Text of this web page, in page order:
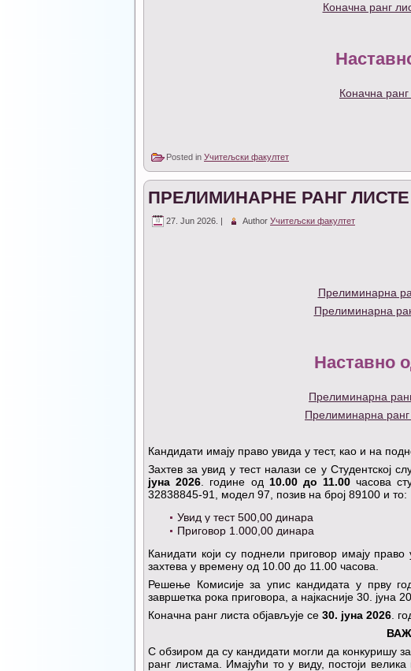
Коначна ранг
Коначна
Posted in Учитељски факултет
ПРЕЛИМИНАРНЕ РАНГ ЛИСТЕ
27. Jun 2026. | Author Учитељски факултет
Прелиминарна
Прелиминарна
Наставно
Прелиминарна
Прелиминарна
Кандидати имају право увида у тест, као и на
Захтев за увид у тест налази се у Студентској
јуна 2026 . године од 10.00 до 11.00 часова
32838845-91, модел 97, позив на број 89100 и то:
Увид у тест 500,00 динара
Приговор 1.000,00 динара
Канидати који су поднели приговор имају
захтева у времену од 10.00 до 11.00 часова.
Решење Комисије за упис кандидата у прву
завршетка рока приговора, а најкасније 30. јуна
Коначна ранг листа објављује се 30. јуна 2026 .
С обзиром да су кандидати могли да конкуришу
ранг листама. Имајући то у виду, постоји